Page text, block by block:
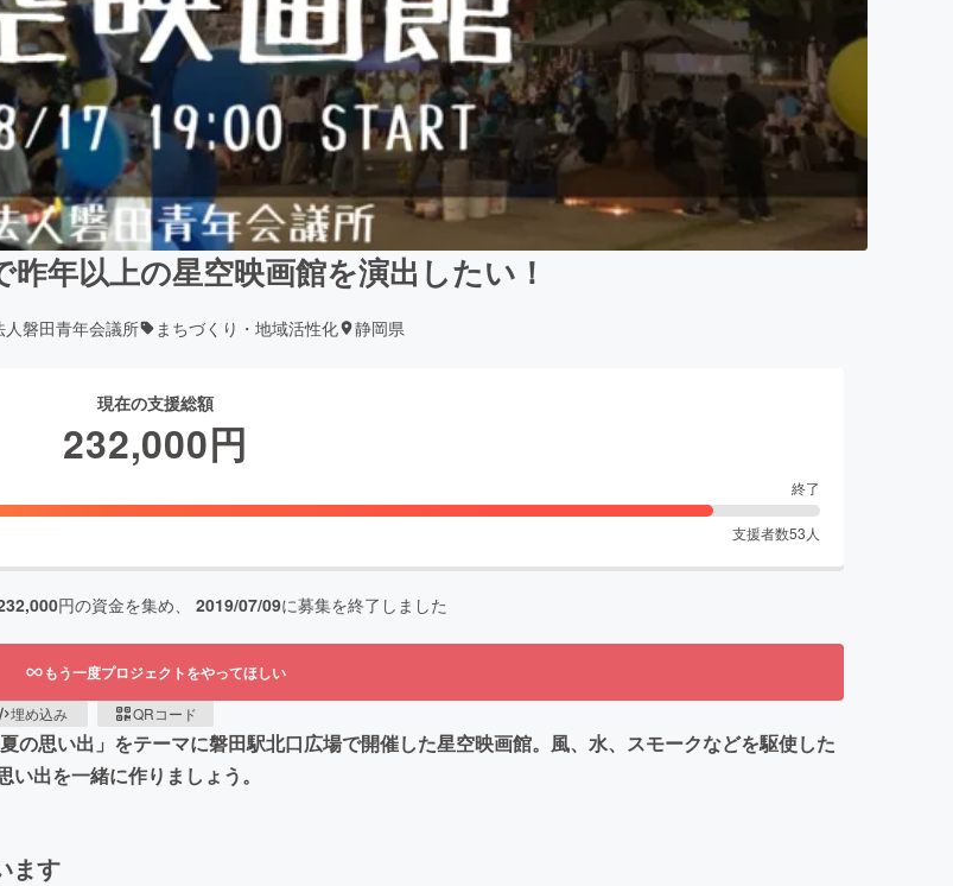
年以上の星空映画館を演出したい！
人磐田青年会議所 まちづくり・地域活性化 静岡県
現在の支援総額
232,000円
終了
支援者数53 人
円の資金を集め、 2019/07/09に募集を終了しました
もう一度プロジェクトをやってほしい
埋め込み QRコード
の思い出」をテーマに磐田駅北口広場で開催した星空映画館。風、水、スモークなどを駆使した
出を一緒に作りましょう。
ます